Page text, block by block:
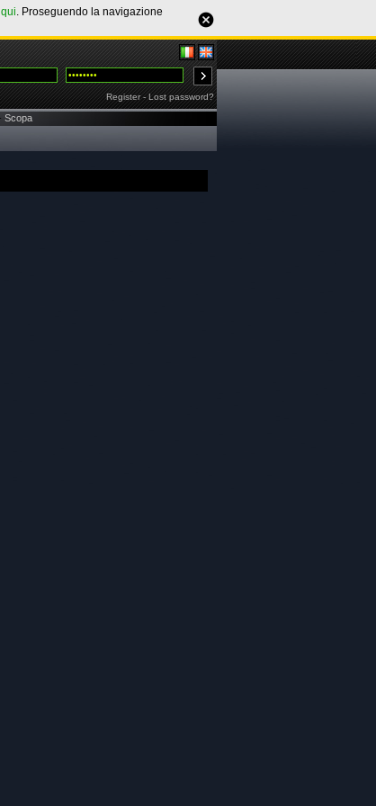
. Proseguendo la navigazione
Register - Lost password?
Scopa